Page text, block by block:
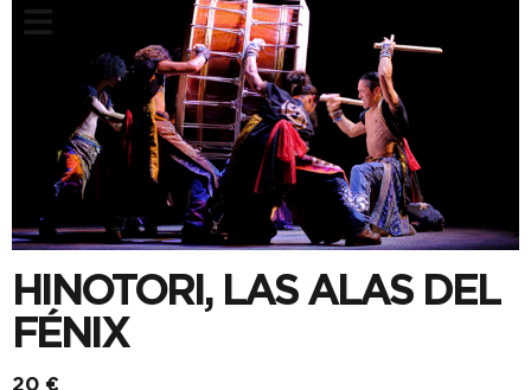
HINOTORI, LAS ALAS DEL
FÉNIX
20 €